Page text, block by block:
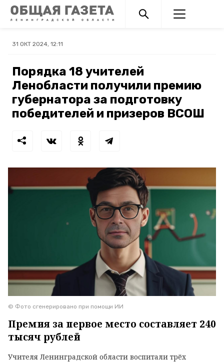
31 ОКТ 2024, 12:11
Порядка 18 учителей
Ленобласти получили премию
губернатора за подготовку
победителей и призеров ВСОШ
© Фото сгенерировано при помощи ИИ
Премия за первое место составляет 240
тысяч рублей
Учителя Ленинградской области воспитали трёх